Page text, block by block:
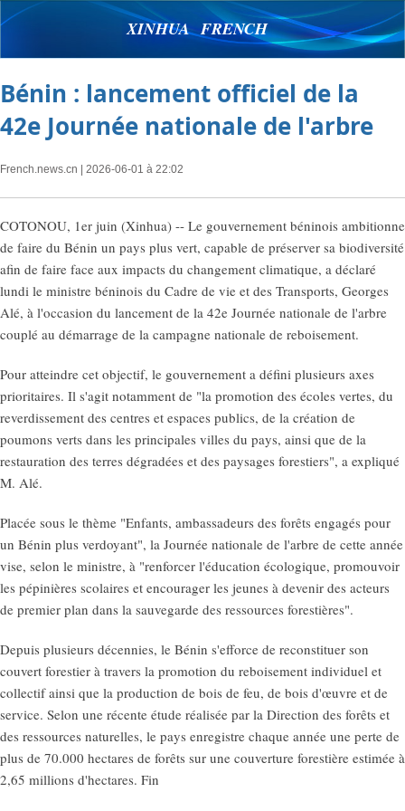
XINHUA FRENCH
Bénin : lancement officiel de la
42e Journée nationale de l'arbre
French.news.cn | 2026-06-01 à 22:02
COTONOU, 1er juin (Xinhua) -- Le gouvernement béninois ambitionne
de faire du Bénin un pays plus vert, capable de préserver sa biodiversité
afin de faire face aux impacts du changement climatique, a déclaré
lundi le ministre béninois du Cadre de vie et des Transports, Georges
Alé, à l'occasion du lancement de la 42e Journée nationale de l'arbre
couplé au démarrage de la campagne nationale de reboisement.
Pour atteindre cet objectif, le gouvernement a défini plusieurs axes
prioritaires. Il s'agit notamment de "la promotion des écoles vertes, du
reverdissement des centres et espaces publics, de la création de
poumons verts dans les principales villes du pays, ainsi que de la
restauration des terres dégradées et des paysages forestiers", a expliqué
M. Alé.
Placée sous le thème "Enfants, ambassadeurs des forêts engagés pour
un Bénin plus verdoyant", la Journée nationale de l'arbre de cette année
vise, selon le ministre, à "renforcer l'éducation écologique, promouvoir
les pépinières scolaires et encourager les jeunes à devenir des acteurs
de premier plan dans la sauvegarde des ressources forestières".
Depuis plusieurs décennies, le Bénin s'efforce de reconstituer son
couvert forestier à travers la promotion du reboisement individuel et
collectif ainsi que la production de bois de feu, de bois d'œuvre et de
service. Selon une récente étude réalisée par la Direction des forêts et
des ressources naturelles, le pays enregistre chaque année une perte de
plus de 70.000 hectares de forêts sur une couverture forestière estimée à
2,65 millions d'hectares. Fin